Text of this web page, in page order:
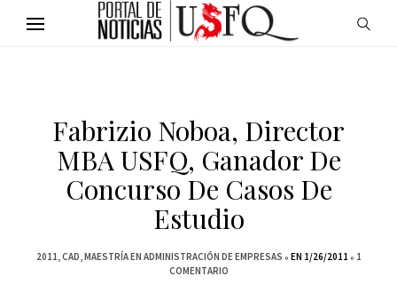
Fabrizio Noboa, Director
MBA USFQ, Ganador De
Concurso De Casos De
Estudio
2011 CAD MAESTRÍA EN ADMINISTRACIÓN DE EMPRESAS EN 1/26/2011
1
COMENTARIO